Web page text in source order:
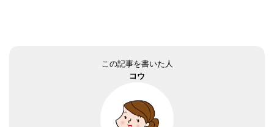
この記事を書いた人
コウ